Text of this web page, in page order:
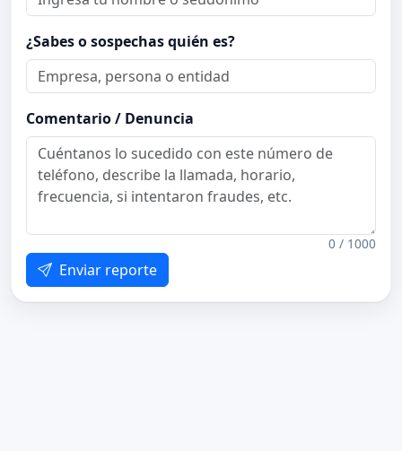
¿Sabes o sospechas quién es?
Comentario / Denuncia
0 / 1000
Enviar reporte